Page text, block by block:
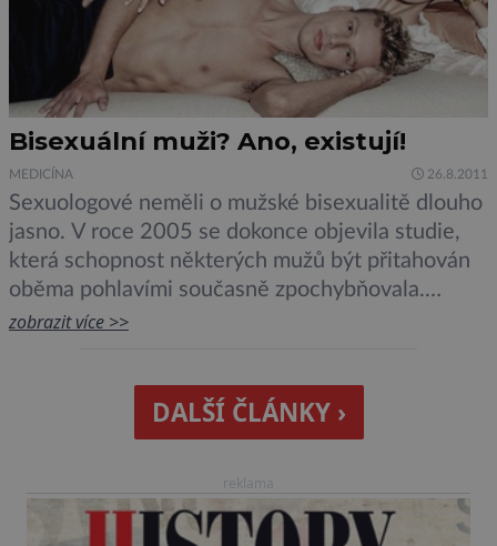
Bisexuální muži? Ano, existují!
MEDICÍNA 26.8.2011
Sexuologové neměli o mužské bisexualitě dlouho
jasno. V roce 2005 se dokonce objevila studie,
která schopnost některých mužů být přitahován
oběma pohlavími současně zpochybňovala.
Takzvaní „bisexuálové“ byli podle jejích autorů
Northwestern University v Evanstonu v
americkém státě Illinois však potvrdila, že mužská
zobrazit více >>
DALŠÍ ČLÁNKY ›